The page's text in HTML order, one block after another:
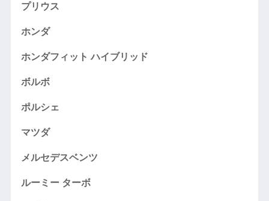
プリウス
ホンダ
ホンダフィット ハイブリッド
ボルボ
ポルシェ
マツダ
メルセデスベンツ
ルーミー ターボ